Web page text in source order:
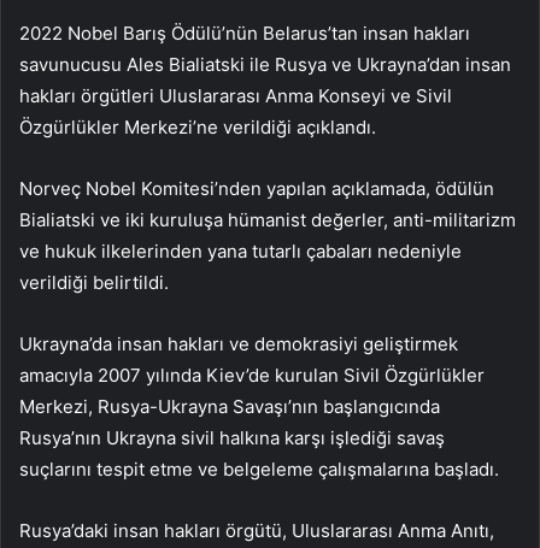
2022 Nobel Barış Ödülü’nün Belarus’tan insan hakları
savunucusu Ales Bialiatski ile Rusya ve Ukrayna’dan insan
hakları örgütleri Uluslararası Anma Konseyi ve Sivil
Özgürlükler Merkezi’ne verildiği açıklandı.
Norveç Nobel Komitesi’nden yapılan açıklamada, ödülün
Bialiatski ve iki kuruluşa hümanist değerler, anti-militarizm
ve hukuk ilkelerinden yana tutarlı çabaları nedeniyle
verildiği belirtildi.
Ukrayna’da insan hakları ve demokrasiyi geliştirmek
amacıyla 2007 yılında Kiev’de kurulan Sivil Özgürlükler
Merkezi, Rusya-Ukrayna Savaşı’nın başlangıcında
Rusya’nın Ukrayna sivil halkına karşı işlediği savaş
suçlarını tespit etme ve belgeleme çalışmalarına başladı.
Rusya’daki insan hakları örgütü, Uluslararası Anma Anıtı,